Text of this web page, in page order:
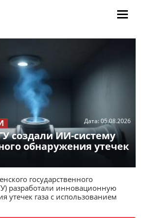
создали ИИ-систему
обнаружения утечек
Дата:05.08.2026
государственного
разработали инновационную
утечек газа с использованием